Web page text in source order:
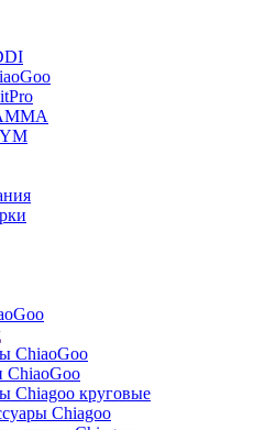
ChiaoGoo
ChiaoGoo
Сhiagoo круговые
Chiagoo